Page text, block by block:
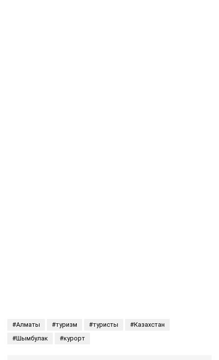
Алматы туризм туристы
Казахстан
Шымбулак
курорт